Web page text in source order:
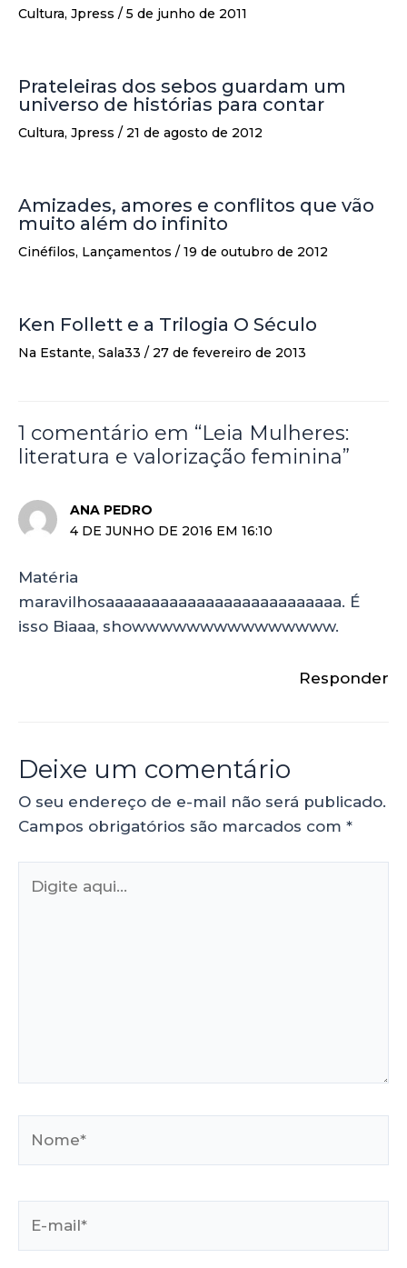
Cultura, Jpress / 5 de junho de 2011
Prateleiras dos sebos guardam um
universo de histórias para contar
Cultura, Jpress / 21 de agosto de 2012
Amizades, amores e conflitos que vão
muito além do infinito
Cinéfilos, Lançamentos / 19 de outubro de 2012
Ken Follett e a Trilogia O Século
Na Estante, Sala33 / 27 de fevereiro de 2013
1 comentário em “Leia Mulheres:
literatura e valorização feminina”
ANA PEDRO
4 DE JUNHO DE 2016 EM 16:10
Matéria
maravilhosaaaaaaaaaaaaaaaaaaaaaaaaaa. É
isso Biaaa, showwwwwwwwwwwwwww.
Responder
Deixe um comentário
O seu endereço de e-mail não será publicado.
Campos obrigatórios são marcados com *